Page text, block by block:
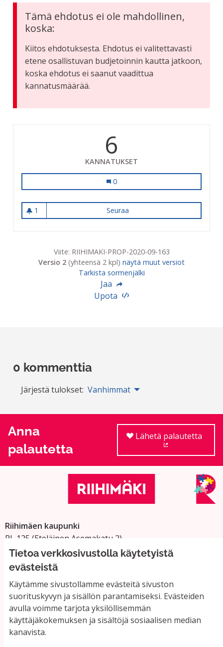
Tietoa verkkosivustolla käytetyistä
evästeistä
Käytämme sivustollamme evästeitä sivuston
suorituskyvyn ja sisällön parantamiseksi. Evästeiden
avulla voimme tarjota yksilöllisemmän
käyttäjäkokemuksen ja sisältöjä sosiaalisen median
kanavista.
Tämä ehdotus ei ole mahdollinen,
koska:
Kiitos ehdotuksesta. Ehdotus ei valitettavasti
etene osallistuvan budjetoinnin kautta jatkoon,
koska ehdotus ei saanut vaadittua
kannatusmäärää.
6
KANNATUKSET
Kamppailukeskuksen toiminnan
0
1
1 seuraaja
Seuraa
Viite: RIIHIMAKI-PROP-2020-09-163
Versio 2 (yhteensä 2 kpl) näytä muut versiot
Tarkista sormenjälki
Jaa
Upota
0 kommenttia
Järjestä tulokset: Vanhimmat
Anna
palautetta
Lähetä palautetta
Riihimäen kaupunki
PL 125 (Eteläinen Asemakatu 2)
11101 Riihimäki
Vaihde: 019 758 4000
Sähköpostiosoitteet:
etunimi.sukunimi@riihimaki.fi
Yhteystiedot ja usein kysyttyä
Käyttöehdot